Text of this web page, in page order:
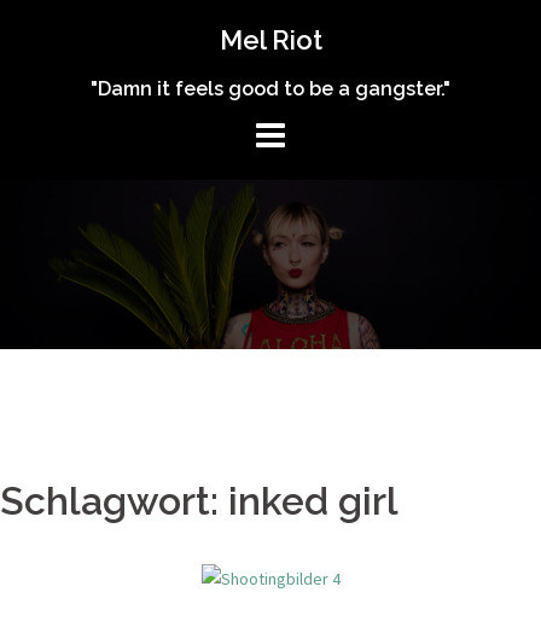
Mel Riot
"Damn it feels good to be a gangster."
Schlagwort: inked girl